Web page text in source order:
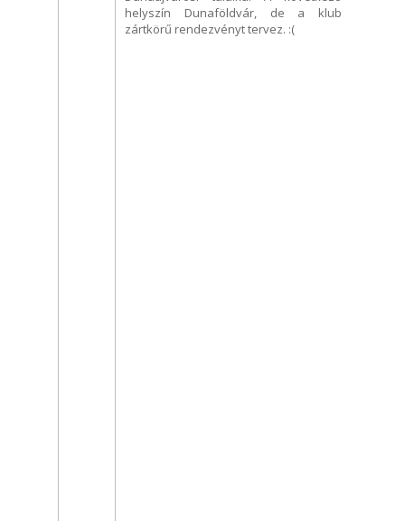
helyszín Dunaföldvár, de a klub
zártkörű rendezvényt tervez. :(